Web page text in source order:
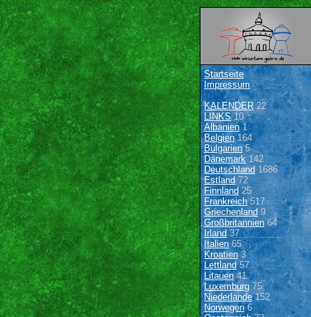
Startseite
Impressum
KALENDER22
LINKS10
Albanien1
Belgien164
Bulgarien 5
Dänemark142
Deutschland 1686
Estland 72
Finnland 25
Frankreich517
Griechenland9
Großbritannien64
Irland 37
Italien65
Kroatien3
Lettland57
Litauen41
Luxemburg 75
Niederlande152
Norwegen6